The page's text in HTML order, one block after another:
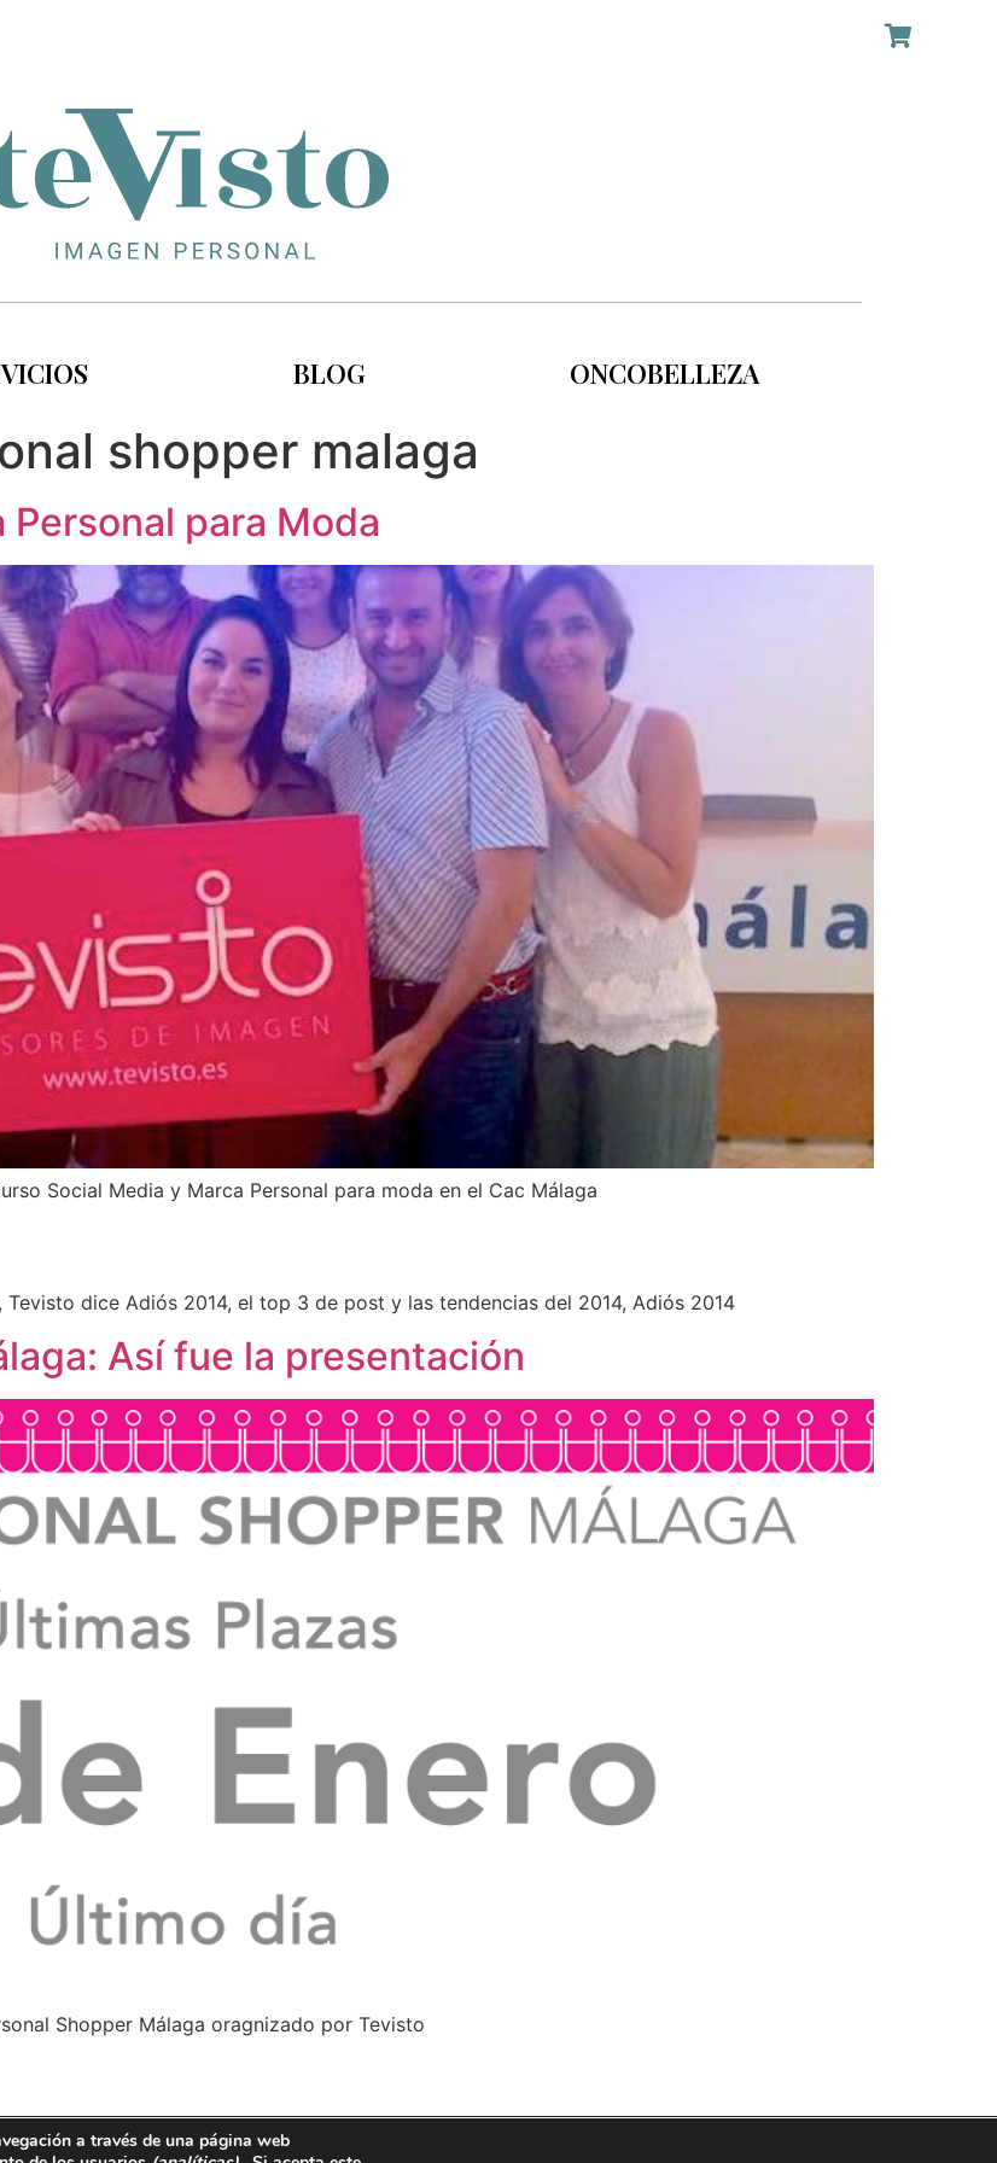
BLOG ONCOBELLEZA
shopper malaga
para Moda
Social Media y Marca Personal para moda en el Cac Málaga
dice Adiós 2014, el top 3 de post y las tendencias del 2014, Adiós 2014
Así fue la presentación
Shopper Málaga oragnizado por Tevisto
ralguacil@tevisto.com
a través de una página web